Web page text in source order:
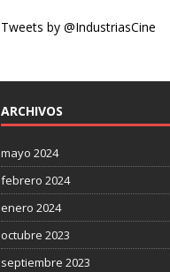
Tweets by @IndustriasCine
ARCHIVOS
mayo 2024
febrero 2024
enero 2024
octubre 2023
septiembre 2023